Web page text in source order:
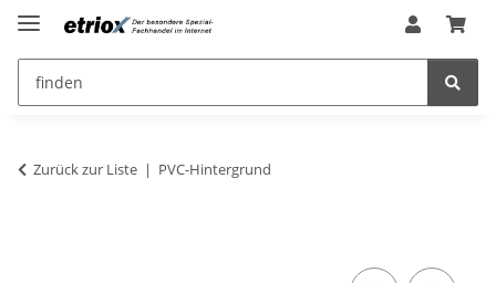
Zurück zur Liste PVC-Hintergrund